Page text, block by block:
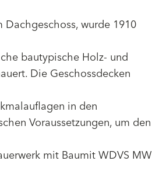
wurde 1910
bautypische Holz- und
Die Geschossdecken
in den
Voraussetzungen, um den
mit Baumit WDVS MW